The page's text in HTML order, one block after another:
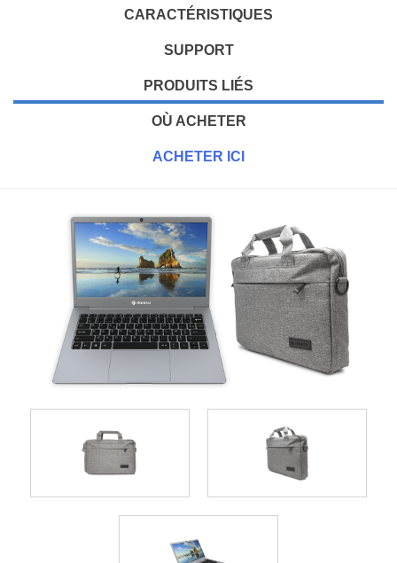
CARACTÉRISTIQUES
SUPPORT
PRODUITS LIÉS
OÙ ACHETER
ACHETER ICI